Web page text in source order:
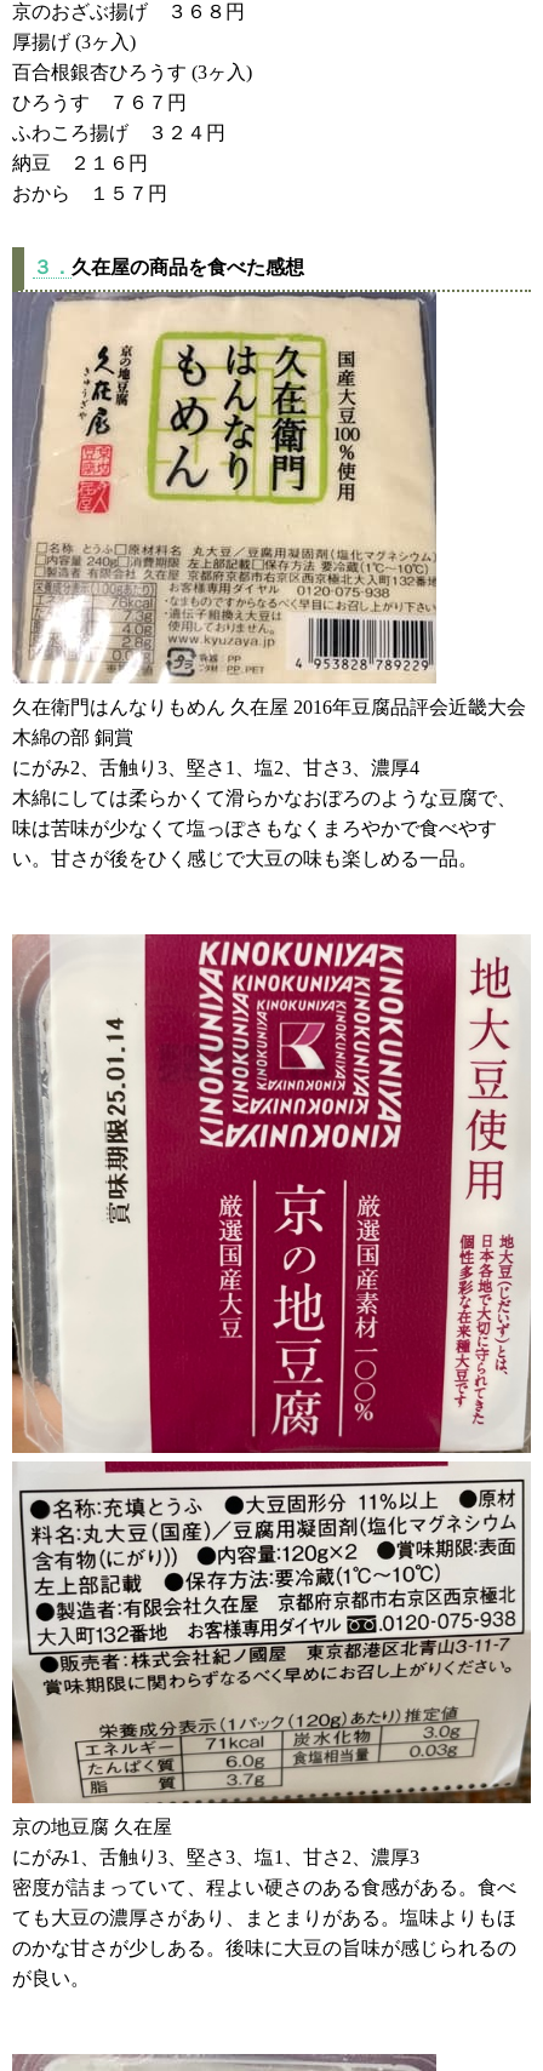
京のおざぶ揚げ ３６８円
厚揚げ (3ヶ入)
百合根銀杏ひろうす (3ヶ入)
ひろうす ７６７円
ふわころ揚げ ３２４円
納豆 ２１６円
おから １５７円
３． 久在屋の商品を食べた感想
久在衛門はんなりもめん 久在屋 2016年豆腐品評会近畿大会
木綿の部 銅賞
にがみ2、舌触り3、堅さ1、塩2、甘さ3、濃厚4
木綿にしては柔らかくて滑らかなおぼろのような豆腐で、
味は苦味が少なくて塩っぽさもなくまろやかで食べやす
い。甘さが後をひく感じで大豆の味も楽しめる一品。
京の地豆腐 久在屋
にがみ1、舌触り3、堅さ3、塩1、甘さ2、濃厚3
密度が詰まっていて、程よい硬さのある食感がある。食べ
ても大豆の濃厚さがあり、まとまりがある。塩味よりもほ
のかな甘さが少しある。後味に大豆の旨味が感じられるの
が良い。